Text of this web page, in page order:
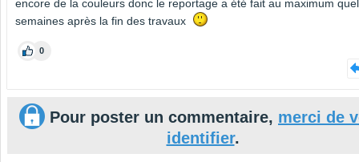
encore de la couleurs donc le reportage a été fait au maximum
semaines après la fin des travaux
0
Pour poster un commentaire, merci de
identifier.